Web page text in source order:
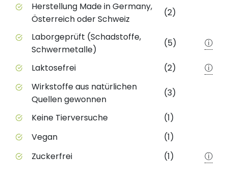
Herstellung Made in Germany,
Österreich oder Schweiz
(2)
Laborgeprüft (Schadstoffe,
Schwermetalle)
(5) ⓘ
Laktosefrei (2)
ⓘ
Wirkstoffe aus natürlichen
Quellen gewonnen
(3)
Keine Tierversuche
(1)
Vegan
(1)
Zuckerfrei
(1) ⓘ